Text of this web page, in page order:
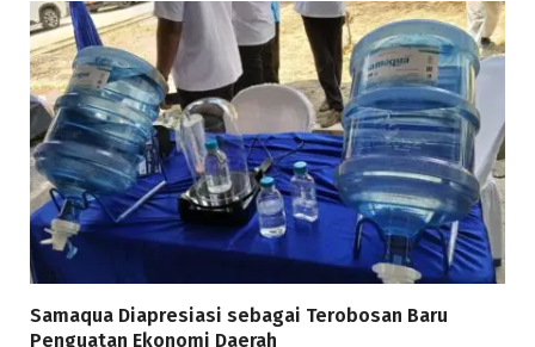
Samaqua Diapresiasi sebagai Terobosan Baru
Penguatan Ekonomi Daerah